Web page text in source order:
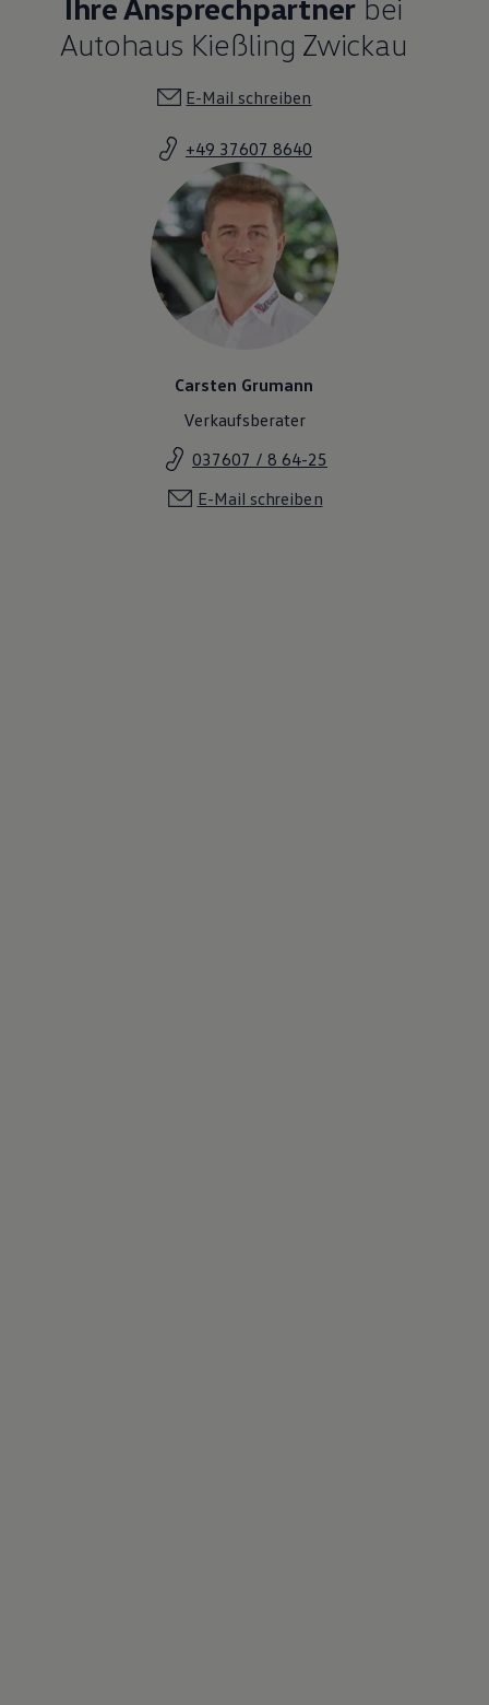
Ihre Ansprechpartner bei
Autohaus Kießling Zwickau
E-Mail schreiben
+49 37607 8640
Carsten Grumann
Verkaufsberater
037607 / 8 64-25
E-Mail schreiben